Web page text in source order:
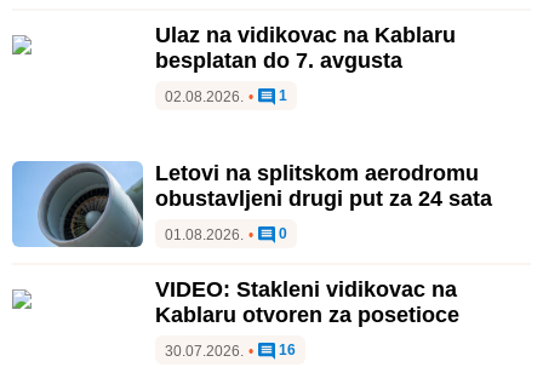
Ulaz na vidikovac na Kablaru
besplatan do 7. avgusta
02.08.2026. • 1
Letovi na splitskom aerodromu
obustavljeni drugi put za 24 sata
01.08.2026. • 0
VIDEO: Stakleni vidikovac na
Kablaru otvoren za posetioce
30.07.2026. • 16